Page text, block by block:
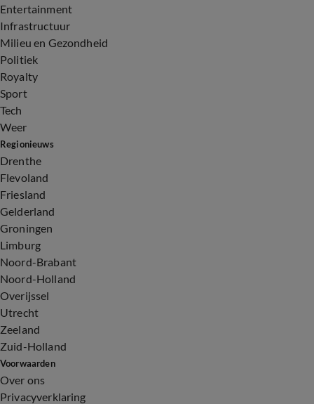
Entertainment
Infrastructuur
Milieu en Gezondheid
Politiek
Royalty
Sport
Tech
Weer
Regionieuws
Drenthe
Flevoland
Friesland
Gelderland
Groningen
Limburg
Noord-Brabant
Noord-Holland
Overijssel
Utrecht
Zeeland
Zuid-Holland
Voorwaarden
Over ons
Privacyverklaring